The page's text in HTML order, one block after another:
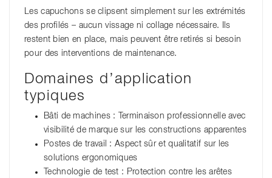
Les capuchons se clipsent simplement sur les extrémités
des profilés – aucun vissage ni collage nécessaire. Ils
restent bien en place, mais peuvent être retirés si besoin
pour des interventions de maintenance.
Domaines d’application
typiques
Bâti de machines : Terminaison professionnelle avec
visibilité de marque sur les constructions apparentes
Postes de travail : Aspect sûr et qualitatif sur les
solutions ergonomiques
Technologie de test : Protection contre les arêtes